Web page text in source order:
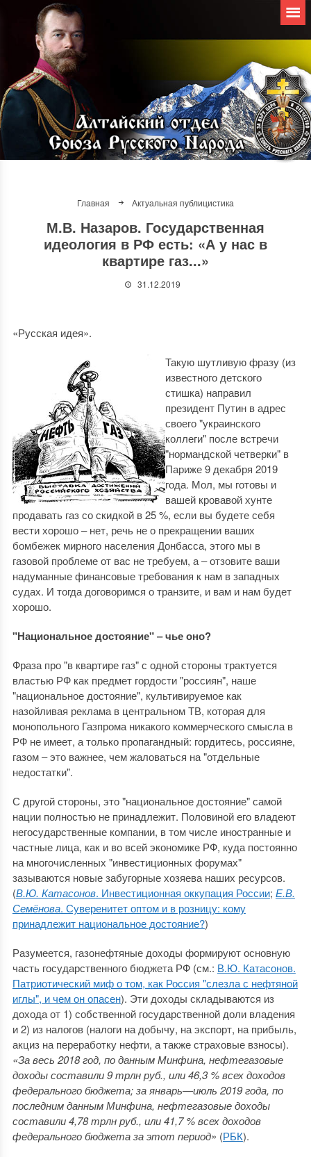
Главная Актуальная публицистика
М.В. Назаров. Государственная
идеология в РФ есть: «А у нас в
квартире газ...»
31.12.2019
«Русская идея».
Такую шутливую фразу (из
известного детского
стишка) направил
президент Путин в адрес
своего "украинского
коллеги" после встречи
"нормандской четверки" в
Париже 9 декабря 2019
года. Мол, мы готовы и
вашей кровавой хунте
продавать газ со скидкой в 25 %, если вы будете себя
вести хорошо ‒ нет, речь не о прекращении ваших
бомбежек мирного населения Донбасса, этого мы в
газовой проблеме от вас не требуем, а ‒ отзовите ваши
надуманные финансовые требования к нам в западных
судах. И тогда договоримся о транзите, и вам и нам будет
хорошо.
"Национальное достояние" ‒ чье оно?
Фраза про "в квартире газ" с одной стороны трактуется
властью РФ как предмет гордости "россиян", наше
"национальное достояние", культивируемое как
назойливая реклама в центральном ТВ, которая для
монопольного Газпрома никакого коммерческого смысла в
РФ не имеет, а только пропагандный: гордитесь, россияне,
газом ‒ это важнее, чем жаловаться на "отдельные
недостатки".
С другой стороны, это "национальное достояние" самой
нации полностью не принадлежит. Половиной его владеют
негосударственные компании, в том числе иностранные и
частные лица, как и во всей экономике РФ, куда постоянно
на многочисленных "инвестиционных форумах"
зазываются новые забугорные хозяева наших ресурсов.
(В.Ю. Катасонов. Инвестиционная оккупация России; Е.В.
Семёнова. Суверенитет оптом и в розницу: кому
принадлежит национальное достояние?)
Разумеется, газонефтяные доходы формируют основную
часть государственного бюджета РФ (см.: В.Ю. Катасонов.
Патриотический миф о том, как Россия "слезла с нефтяной
иглы", и чем он опасен). Эти доходы складываются из
дохода от 1) собственной государственной доли владения
и 2) из налогов (налоги на добычу, на экспорт, на прибыль,
акциз на переработку нефти, а также страховые взносы).
«За весь 2018 год, по данным Минфина, нефтегазовые
доходы составили 9 трлн руб., или 46,3 % всех доходов
федерального бюджета; за январь—июль 2019 года, по
последним данным Минфина, нефтегазовые доходы
составили 4,78 трлн руб., или 41,7 % всех доходов
федерального бюджета за этот период» (РБК).